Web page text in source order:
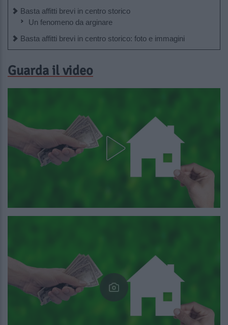
Basta affitti brevi in centro storico
Un fenomeno da arginare
Basta affitti brevi in centro storico: foto e immagini
Guarda il video